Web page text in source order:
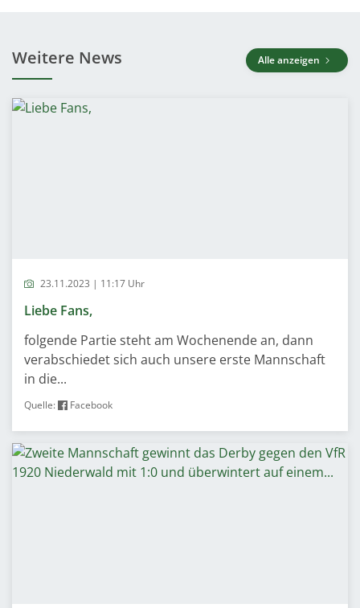
Weitere News Alle anzeigen
23.11.2023 | 11:17 Uhr
Liebe Fans,
folgende Partie steht am Wochenende an, dann
verabschiedet sich auch unsere erste Mannschaft
in die...
Quelle: Facebook